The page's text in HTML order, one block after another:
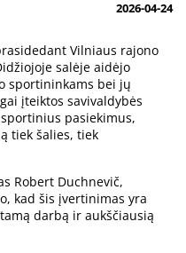
2026-04-24
Vilniaus rajono
salėje aidėjo
sportininkams bei jų
įteiktos savivaldybės
pasiekimus,
tiek šalies, tiek
Robert Duchnevič,
kad šis įvertinimas yra
darbą ir aukščiausią